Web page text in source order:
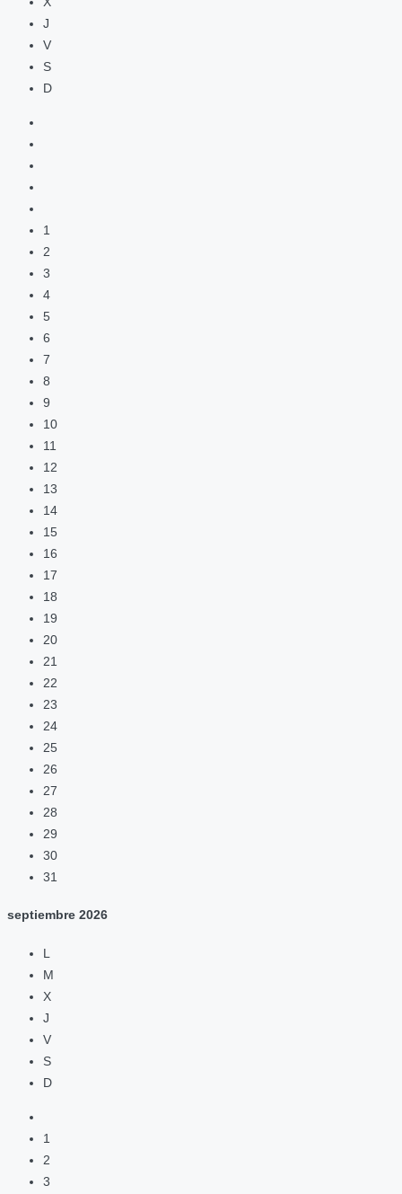
J
V
S
D
1
2
3
4
5
6
7
8
9
10
11
12
13
14
15
16
17
18
19
20
21
22
23
24
25
26
27
28
29
30
31
septiembre 2026
L
M
X
J
V
S
D
1
2
3